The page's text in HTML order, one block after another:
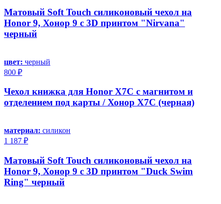
Матовый Soft Touch силиконовый чехол на
Honor 9, Хонор 9 с 3D принтом "Nirvana"
черный
цвет: черный
800 ₽
Чехол книжка для Honor X7C с магнитом и
отделением под карты / Хонор X7C (черная)
материал: силикон
1 187 ₽
Матовый Soft Touch силиконовый чехол на
Honor 9, Хонор 9 с 3D принтом "Duck Swim
Ring" черный